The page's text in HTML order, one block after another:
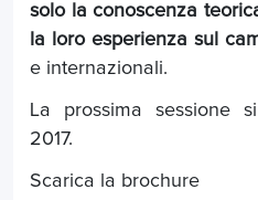
solo la conoscenza
la loro esperienza sul
e internazionali.
La prossima sessione
2017.
Scarica la brochure